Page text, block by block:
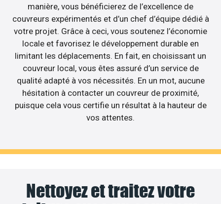
manière, vous bénéficierez de l’excellence de
couvreurs expérimentés et d’un chef d’équipe dédié à
votre projet. Grâce à ceci, vous soutenez l’économie
locale et favorisez le développement durable en
limitant les déplacements. En fait, en choisissant un
couvreur local, vous êtes assuré d’un service de
qualité adapté à vos nécessités. En un mot, aucune
hésitation à contacter un couvreur de proximité,
puisque cela vous certifie un résultat à la hauteur de
vos attentes.
Nettoyez et traitez votre